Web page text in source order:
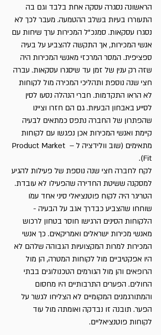
הראשונה נסגרה עסקה אחת בלבד וגם בה
התעוררו בעיות בשלב ההטמעה. מעבר לכך לא
נסגרו עסקאות. סמנכ"ל המכירות ערך שיחות עם
אנשי המכירות, אך התקשה להצביע על בעיה
ספציפית. המסר המרכזי מאנשי המכירות היה
שזה רק ענין של זמן עד שיסגרו עסקאות. עברה
חצי שנה נוספת ותהליכי המכירה מול לקוחות
לא הראו התקדמות. חברי הנהלה נסעו לסין
לסייע באבחון הבעיות. גם הם חזרו וציינו
שהפתרון של החברה נתפס כמתאים לבעיה
קיימת ואנשי המכירות אכן נפגשו עם לקוחות
מתאימים (שוב וולידציה ל – Product Market
Fit).
לקח לחברה חצי שנה נוספת של פעילות להגיע
למסקנה ששיטת החדירה שהפעילו לא עובדת.
הטריגר היה לקוח פוטנציאלי סיני אחד עמֹו
שוחחו שהצביע כבדרך אגב על הבעיה -
הלקוחות הסינים הרגישו חוסר בטחון לרכוש
מאנשי מכירות ישראלים ואמריקאים. כך אנשי
המכירות למרות המקצועיות הגבוהה שלהם לא
היו אפקטיביים מול לקוחות המטרה, הן מול
הרופאים והן מול הגורמים הטכנולוגים בבתי
החולים. הפערים התרבותיים היו מחסום
והמתורגמנים המקומיים לא הצליחו לגשר על
הפער. תובנה זו נבדקה ואומתה מול עוד
לקוחות פוטנציאליים.